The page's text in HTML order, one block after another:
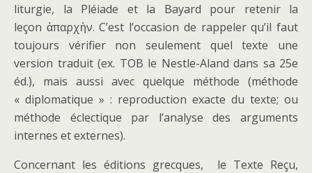
liturgie, la Pléiade et la Bayard pour retenir la
leçon ἀπαρχὴν. C’est l’occasion de rappeler qu’il faut
toujours vérifier non seulement quel texte une
version traduit (ex. TOB le Nestle-Aland dans sa 25e
éd.), mais aussi avec quelque méthode (méthode
« diplomatique » : reproduction exacte du texte; ou
méthode éclectique par l’analyse des arguments
internes et externes).
Concernant les éditions grecques, le Texte Reçu,